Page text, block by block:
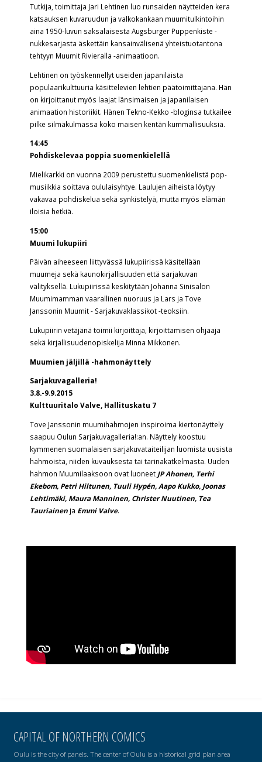
Tutkija, toimittaja Jari Lehtinen luo runsaiden näytteiden kera
katsauksen kuvaruudun ja valkokankaan muumitulkintoihin
aina 1950-luvun saksalaisesta Augsburger Puppenkiste -
nukkesarjasta äskettäin kansainvälisenä yhteistuotantona
tehtyyn Muumit Rivieralla -animaatioon.
Lehtinen on työskennellyt useiden japanilaista
populaarikulttuuria käsittelevien lehtien päätoimittajana. Hän
on kirjoittanut myös laajat länsimaisen ja japanilaisen
animaation historiikit. Hänen Tekno-Kekko -bloginsa tutkailee
pilke silmäkulmassa koko maisen kentän kummallisuuksia.
14:45
Pohdiskelevaa poppia suomenkielellä
Mielikarkki on vuonna 2009 perustettu suomenkielistä pop-
musiikkia soittava oululaisyhtye. Laulujen aiheista löytyy
vakavaa pohdiskelua sekä synkistelyä, mutta myös elämän
iloisia hetkiä.
15:00
Muumi lukupiiri
Päivän aiheeseen liittyvässä lukupiirissä käsitellään
muumeja sekä kaunokirjallisuuden että sarjakuvan
välityksellä. Lukupiirissä keskitytään Johanna Sinisalon
Muumimamman vaarallinen nuoruus ja Lars ja Tove
Janssonin Muumit - Sarjakuvaklassikot -teoksiin.
Lukupiirin vetäjänä toimii kirjoittaja, kirjoittamisen ohjaaja
sekä kirjallisuudenopiskelija Minna Mikkonen.
Muumien jäljillä -hahmonäyttely
Sarjakuvagalleria!
3.8.-9.9.2015
Kulttuuritalo Valve, Hallituskatu 7
Tove Janssonin muumihahmojen inspiroima kiertonäyttely
saapuu Oulun Sarjakuvagalleria!:an. Näyttely koostuu
kymmenen suomalaisen sarjakuvataiteilijan luomista uusista
hahmoista, niiden kuvauksesta tai tarinakatkelmasta. Uuden
hahmon Muumilaaksoon ovat luoneet JP Ahonen, Terhi
Ekebom, Petri Hiltunen, Tuuli Hypén, Aapo Kukko, Joonas
Lehtimäki, Maura Manninen, Christer Nuutinen, Tea
Tauriainen ja Emmi Valve.
CAPITAL OF NORTHERN COMICS
Oulu is the city of panels. The center of Oulu is a historical grid plan area